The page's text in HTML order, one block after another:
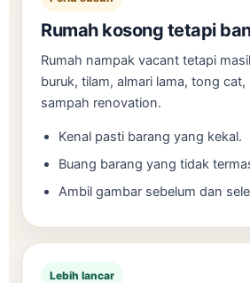
Rumah kosong tetapi
Rumah nampak vacant tetapi
buruk, tilam, almari lama, tong
sampah renovation.
Kenal pasti barang yang kekal.
Buang barang yang tidak
Ambil gambar sebelum dan
Lebih lancar